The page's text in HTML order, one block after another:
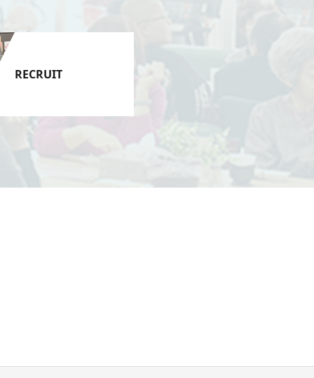
RECRUIT